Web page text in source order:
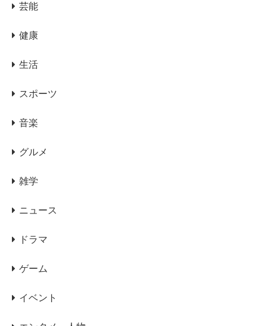
芸能
健康
生活
スポーツ
音楽
グルメ
雑学
ニュース
ドラマ
ゲーム
イベント